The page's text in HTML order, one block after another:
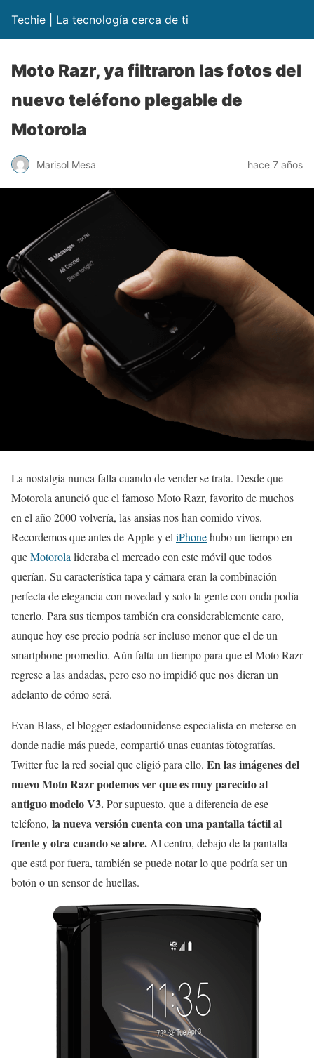
Techie | La tecnología cerca de ti
Moto Razr, ya filtraron las fotos del
nuevo teléfono plegable de
Motorola
Marisol Mesa hace 7 años
La nostalgia nunca falla cuando de vender se trata. Desde que
Motorola anunció que el famoso Moto Razr, favorito de muchos
en el año 2000 volvería, las ansias nos han comido vivos.
Recordemos que antes de Apple y el iPhonehubo un tiempo en
queMotorola lideraba el mercado con este móvil que todos
querían. Su característica tapa y cámara eran la combinación
perfecta de elegancia con novedad y solo la gente con onda podía
tenerlo. Para sus tiempos también era considerablemente caro,
aunque hoy ese precio podría ser incluso menor que el de un
smartphone promedio. Aún falta un tiempo para que el Moto Razr
regrese a las andadas, pero eso no impidió que nos dieran un
adelanto de cómo será.
Evan Blass, el blogger estadounidense especialista en meterse en
donde nadie más puede, compartió unas cuantas fotografías.
Twitter fue la red social que eligió para ello. En las imágenes del
nuevo Moto Razr podemos ver que es muy parecido al
antiguo modelo V3.Por supuesto, que a diferencia de ese
teléfono, la nueva versión cuenta con una pantalla táctil al
frente y otra cuando se abre. Al centro, debajo de la pantalla
que está por fuera, también se puede notar lo que podría ser un
botón o un sensor de huellas.